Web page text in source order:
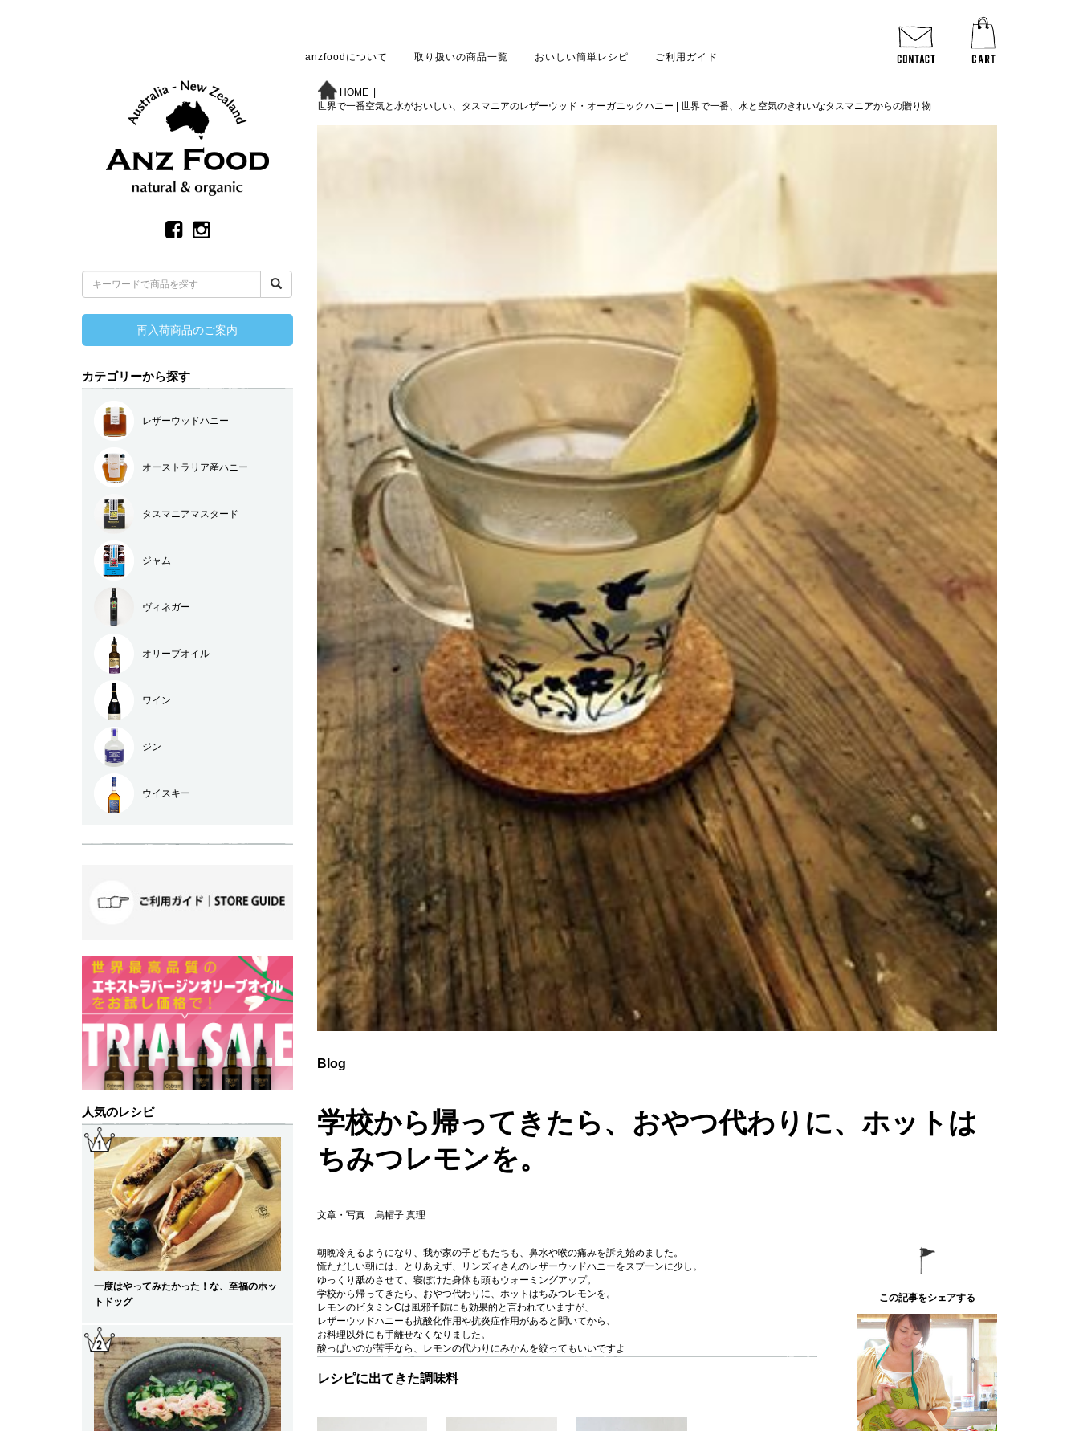
anzfoodについて 取り扱いの商品一覧 おいしい簡単レシピ ご利用ガイド
HOME
世界で一番空気と水がおいしい、タスマニアのレザーウッド・オーガニックハニー | 世界で一番、水と空気のきれいなタスマニアからの贈り物
Blog
学校から帰ってきたら、おやつ代わりに、ホットは
ちみつレモンを。
文章・写真 烏帽子 真理
朝晩冷えるようになり、我が家の子どもたちも、鼻水や喉の痛みを訴え始めました。
慌ただしい朝には、とりあえず、リンズィさんのレザーウッドハニーをスプーンに少し。
ゆっくり舐めさせて、寝ぼけた身体も頭もウォーミングアップ。
学校から帰ってきたら、おやつ代わりに、ホットはちみつレモンを。
レモンのビタミンCは風邪予防にも効果的と言われていますが、
レザーウッドハニーも抗酸化作用や抗炎症作用があると聞いてから、
お料理以外にも手離せなくなりました。
酸っぱいのが苦手なら、レモンの代わりにみかんを絞ってもいいですよ
レシピに出てきた調味料
この記事をシェアする
再入荷商品のご案内
カテゴリーから探す
レザーウッドハニー
オーストラリア産ハニー
タスマニアマスタード
ジャム
ヴィネガー
オリーブオイル
ワイン
ジン
ウイスキー
人気のレシピ
一度はやってみたかった！な、至福のホッ
トドッグ